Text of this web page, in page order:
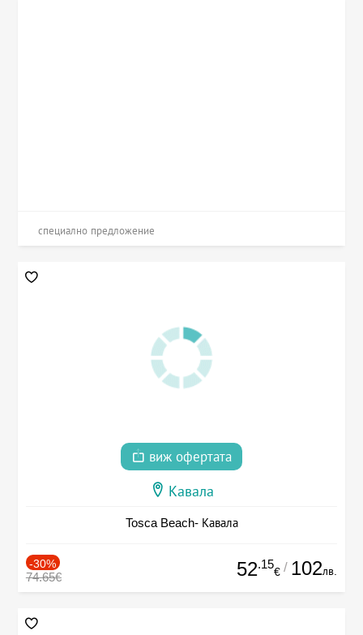
специално предложение
виж офертата
Кавала
Tosca Beach- Кавала
-30%
74.65€ 52.15
€ / 102лв.